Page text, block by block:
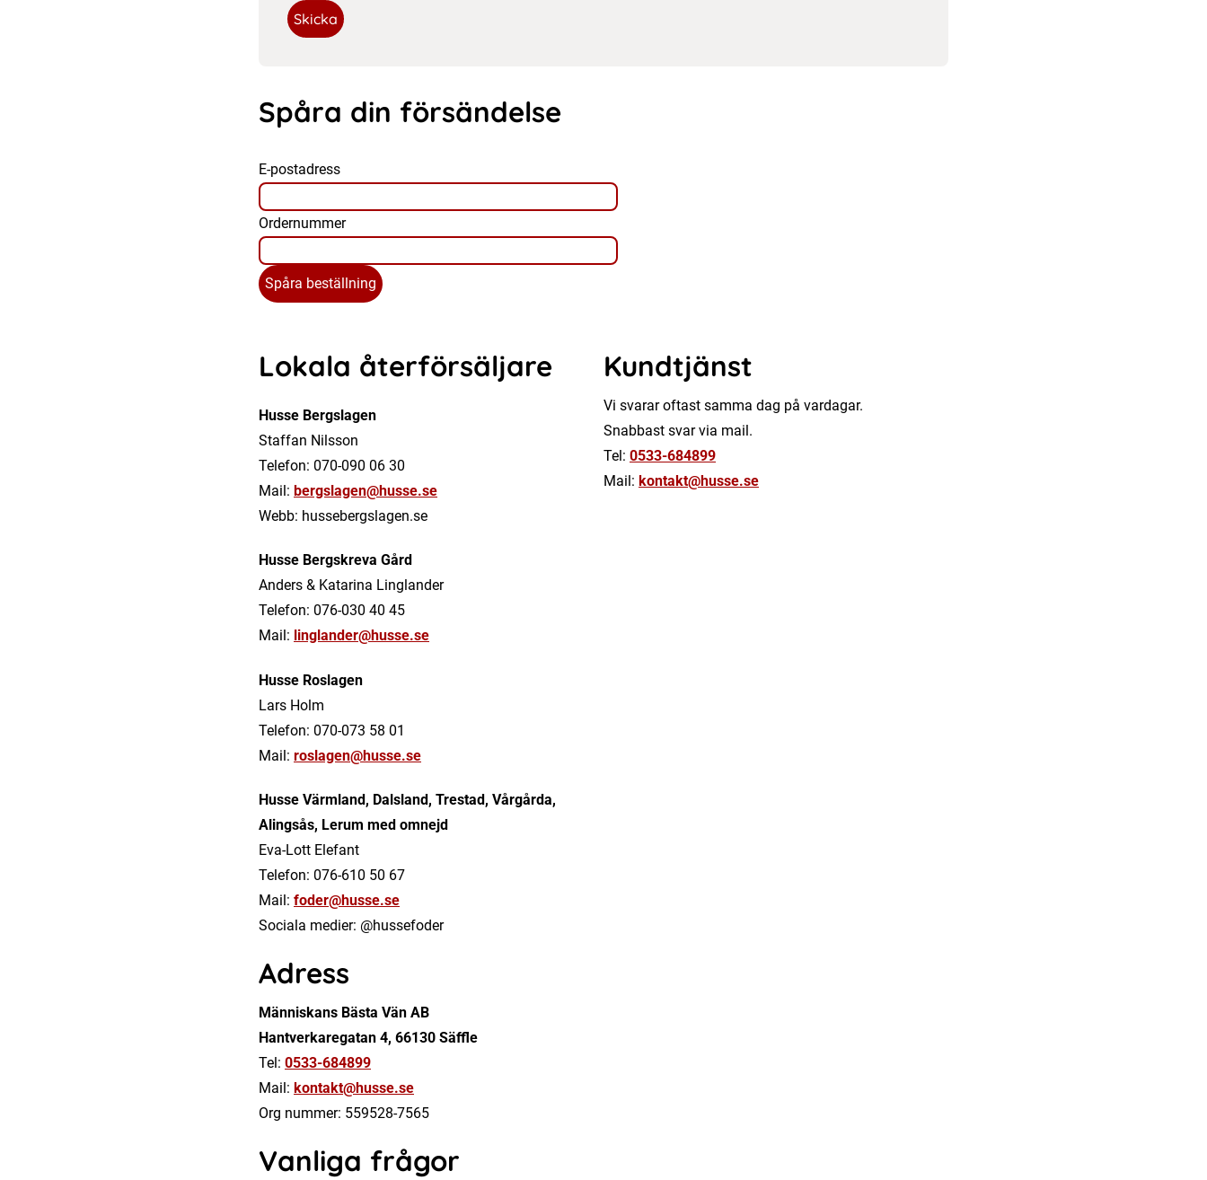
Skicka
Spåra din försändelse
E-postadress
Ordernummer
Spåra beställning
Lokala återförsäljare
Husse Bergslagen
Staffan Nilsson
Telefon: 070-090 06 30
Mail: bergslagen@husse.se
Webb: hussebergslagen.se
Husse Bergskreva Gård
Anders & Katarina Linglander
Telefon: 076-030 40 45
Mail: linglander@husse.se
Husse Roslagen
Lars Holm
Telefon: 070-073 58 01
Mail: roslagen@husse.se
Husse Värmland, Dalsland, Trestad, Vårgårda,
Alingsås, Lerum med omnejd
Eva-Lott Elefant
Telefon: 076-610 50 67
Mail: foder@husse.se
Sociala medier: @hussefoder
Kundtjänst
Vi svarar oftast samma dag på vardagar.
Snabbast svar via mail.
Tel: 0533-684899
Mail: kontakt@husse.se
Adress
Människans Bästa Vän AB
Hantverkaregatan 4, 66130 Säffle
Tel: 0533-684899
Mail: kontakt@husse.se
Org nummer: 559528-7565
Vanliga frågor